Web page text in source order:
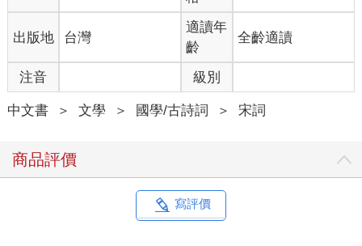
自己的主人。可是身在官場，要自己做主談何容易！夜深了，江
水平靜，就像閃光的絲綢一樣波瀾不驚，蘇軾心想，要是能坐一
條小船，離開黃州，離開官場，離開這牽線木偶的人生，那該多
好啊！
〈臨江仙〉
夜飲東坡醒復醉，歸來彷彿三更。家童鼻息已雷鳴。敲門都不
長恨此身非我有，何時忘卻營營。夜闌風靜縠紋平。小舟從此
逝，江海寄餘生。
每個人生命中都會有波折和痛苦，但是不是每個人都能從波折和
痛苦中覺醒，因為這個過程往往是艱難而複雜的。初到黃州的蘇
出版地 台灣
適讀年
齡
全齡適讀
注音 級別
中文書 ＞ 文學 ＞ 國學/古詩詞 ＞ 宋詞
商品評價
寫評價